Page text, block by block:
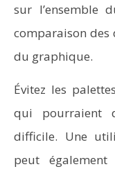
sur l’ensemble
comparaison des
du graphique.
Évitez les
qui pourraient
difficile. Une
peut